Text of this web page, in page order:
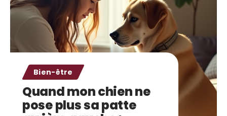
Bien-être
Quand mon chien ne
pose plus sa patte